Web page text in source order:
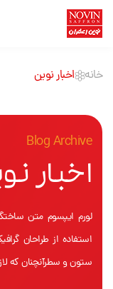
خانه اخبار نوین
Blog Archive
اخبار
لورم ایپسوم متن
استفاده از طراحان
ستون و سطرآنچنان که